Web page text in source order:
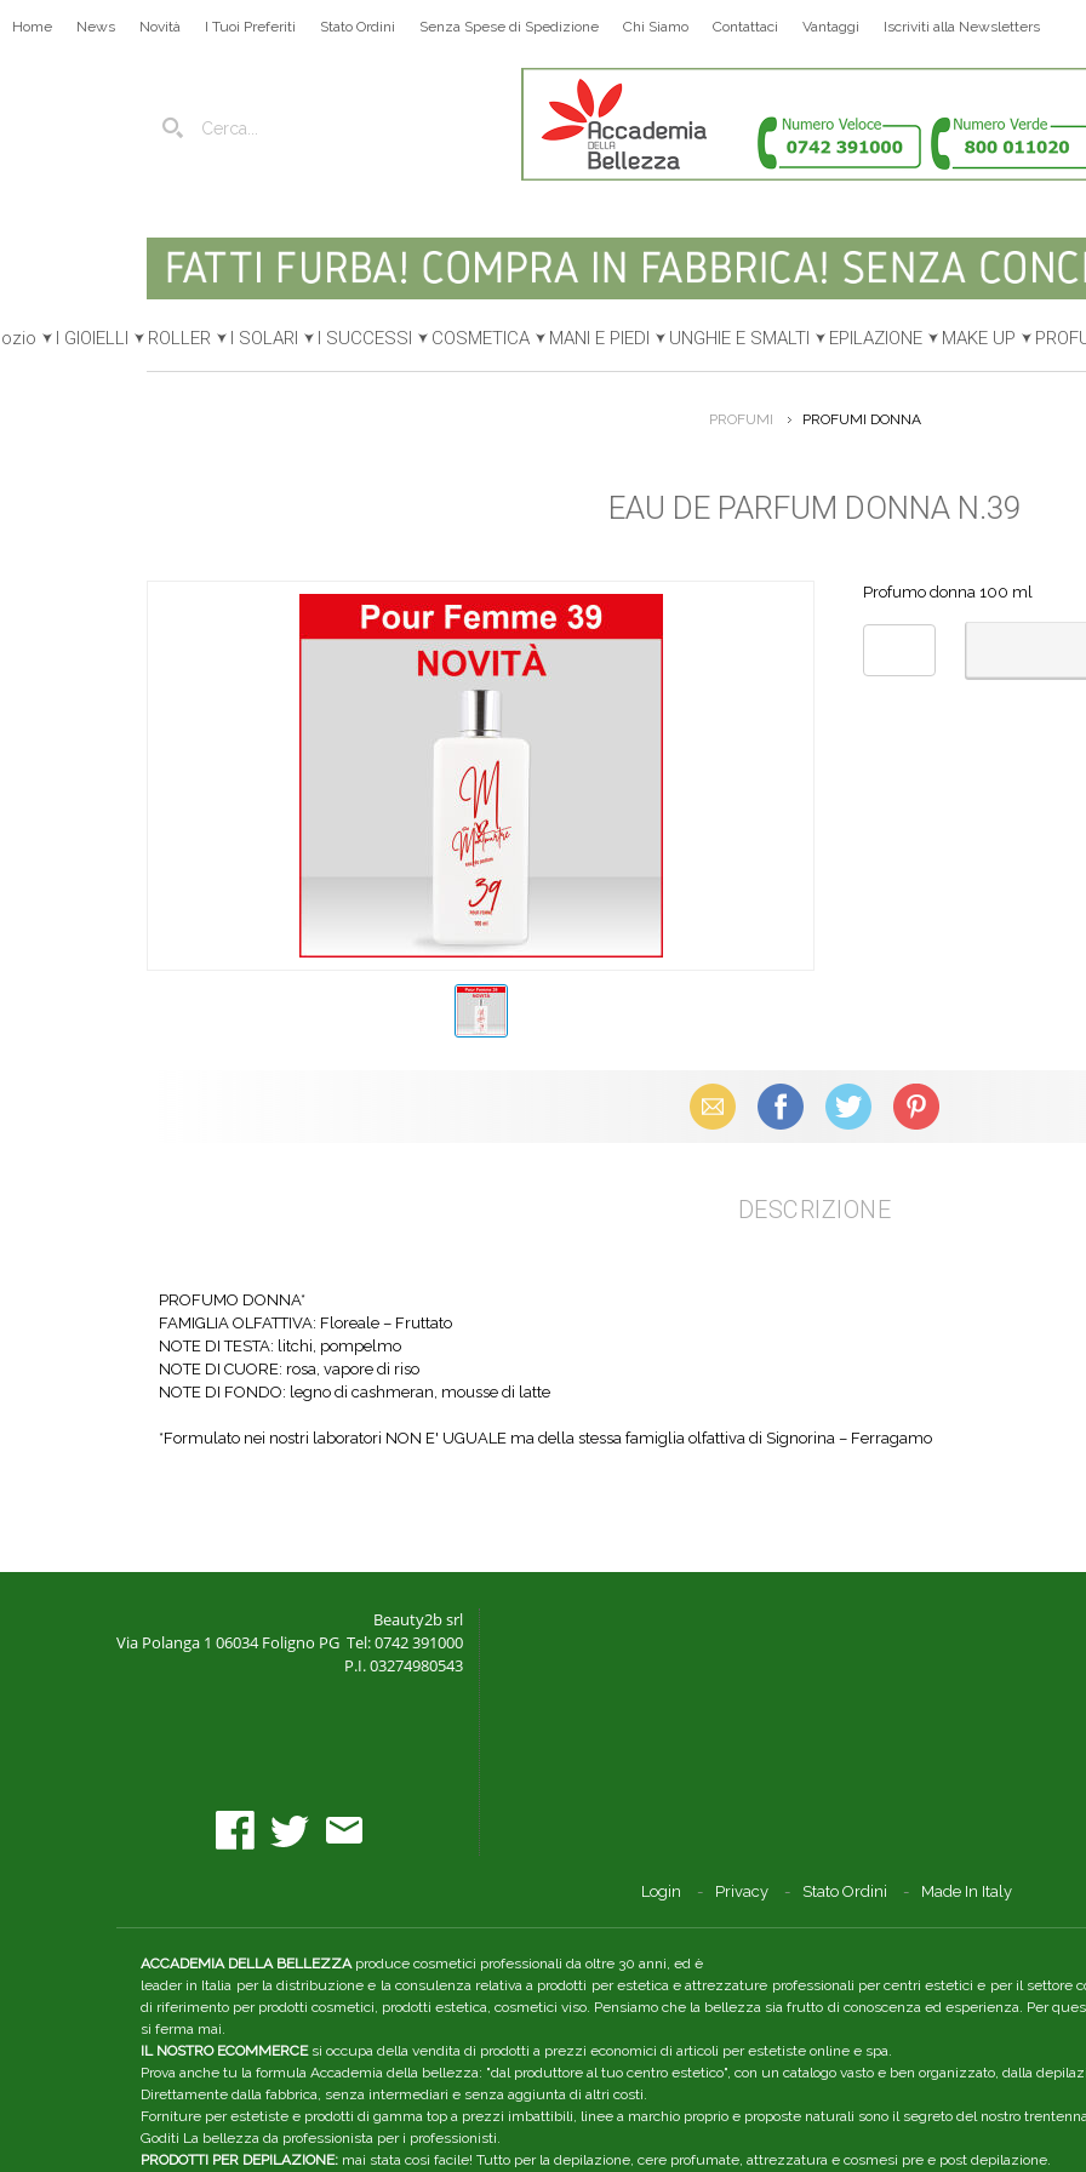
Home News Novità I Tuoi Preferiti Stato Ordini Senza Spese di Spedizione Chi Siamo Contattaci Vantaggi Iscriviti alla Newsletters
I GIOIELLI ROLLER I SOLARI I SUCCESSI COSMETICA MANI E PIEDI UNGHIE E SMALTI EPILAZIONE MAKE UP
PROFUMI PROFUMI DONNA
EAU DE PARFUM DONNA N.39
Profumo donna 100 ml
Email Facebook X (Twitter) Pinterest
DESCRIZIONE
PROFUMO DONNA*
FAMIGLIA OLFATTIVA: Floreale – Fruttato
NOTE DI TESTA: litchi, pompelmo
NOTE DI CUORE: rosa, vapore di riso
NOTE DI FONDO: legno di cashmeran, mousse di latte
*Formulato nei nostri laboratori NON E' UGUALE ma della stessa famiglia olfattiva di Signorina – Ferragamo
Beauty2b srl
Via Polanga 1 06034 Foligno PG Tel: 0742 391000
P.I. 03274980543
Login Privacy Stato Ordini Made In Italy
ACCADEMIA DELLA BELLEZZAproduce cosmetici professionali da oltre 30 anni, ed è
leader in Italia per la distribuzione e la consulenza relativa a prodotti per estetica e attrezzature professionali per centri estetici e per il settore
di riferimento per prodotti cosmetici, prodotti estetica, cosmetici viso. Pensiamo che la bellezza sia frutto di conoscenza ed esperienza. Per
si ferma mai.
IL NOSTRO ECOMMERCEsi occupa della vendita di prodotti a prezzi economici di articoli per estetiste online e spa.
Prova anche tu la formula Accademia della bellezza: "dal produttore al tuo centro estetico", con un catalogo vasto e ben organizzato, dalla
Direttamente dalla fabbrica, senza intermediari e senza aggiunta di altri costi.
Forniture per estetiste e prodotti di gamma top a prezzi imbattibili, linee a marchio proprio e proposte naturali sono il segreto del nostro
Goditi La bellezza da professionista per i professionisti.
PRODOTTI PER DEPILAZIONE: mai stata così facile! Tutto per la depilazione, cere profumate, attrezzatura e cosmesi pre e post depilazione.